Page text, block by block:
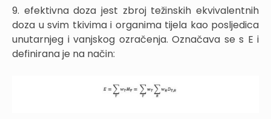
9. efektivna doza jest zbroj težinskih ekvivalentnih
doza u svim tkivima i organima tijela kao posljedica
unutarnjeg i vanjskog ozračenja. Označava se s E i
definirana je na način: